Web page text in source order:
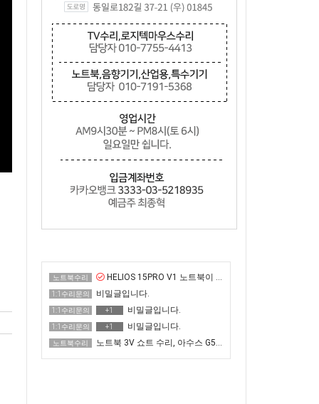
2024년 한가위 휴일 안내
택배비인상안내
노트북수리 HELIOS 15PRO V1 노트북이 화면이 매우 어두운 증상 수리
1:1수리문의 비밀글입니다.
1:1수리문의 +1 비밀글입니다.
1:1수리문의 +1 비밀글입니다.
노트북수리 노트북 3V 쇼트 수리, 아수스 G513QR 전원 안 켜짐